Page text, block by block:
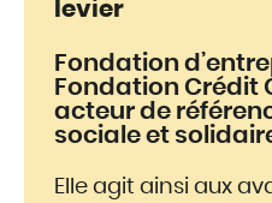
levier
Fondation
Fondation Crédit
acteur de
sociale et
Elle agit ainsi aux